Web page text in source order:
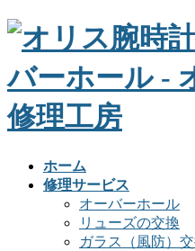
ホーム
修理サービス
オーバーホール
リューズの交換
ガラス（風防）